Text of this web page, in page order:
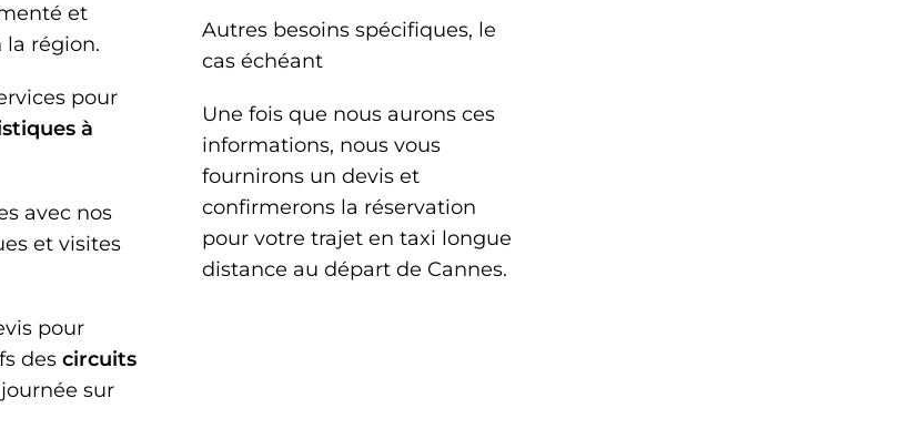
et
la région.
pour
à
avec nos
et visites
pour
des circuits
sur
Autres besoins spécifiques, le
cas échéant
Une fois que nous aurons ces
informations, nous vous
fournirons un devis et
confirmerons la réservation
pour votre trajet en taxi longue
distance au départ de Cannes.